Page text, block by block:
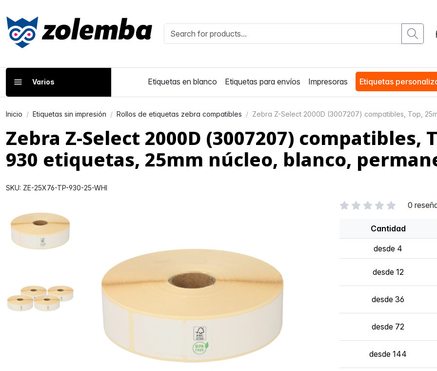
Varios Etiquetas en blanco Etiquetas para envíos Impresoras Etiquetas
Inicio Etiquetas sin impresión Rollos de etiquetas zebra compatibles Zebra Z-Select 2000D (3007207) compatibles, Top,
Zebra Z-Select 2000D (3007207) compatibles,
930 etiquetas, 25mm núcleo, blanco,
SKU: ZE-25X76-TP-930-25-WHI
0
Cantidad
desde 4
desde 12
desde 36
desde 72
desde 144